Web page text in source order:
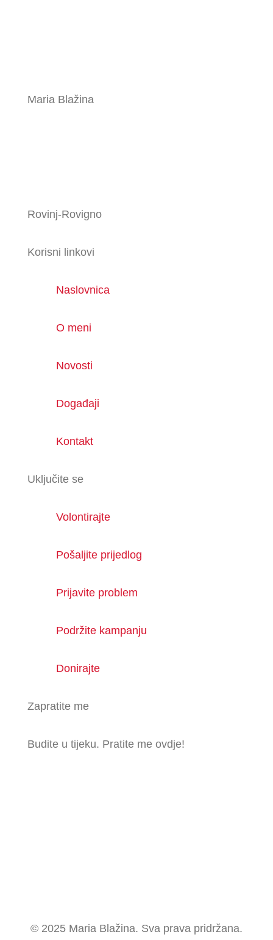
Maria Blažina
Rovinj-Rovigno
Korisni linkovi
Naslovnica
O meni
Novosti
Događaji
Kontakt
Uključite se
Volontirajte
Pošaljite prijedlog
Prijavite problem
Podržite kampanju
Donirajte
Zapratite me
Budite u tijeku. Pratite me ovdje!
© 2025 Maria Blažina. Sva prava pridržana.